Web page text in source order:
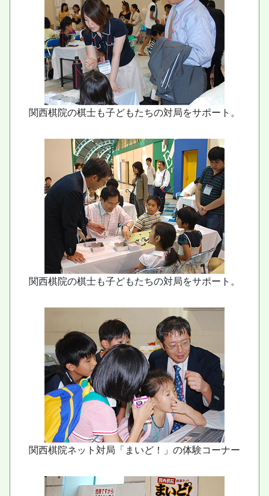
関西棋院の棋士も子どもたちの対局をサポート。
関西棋院の棋士も子どもたちの対局をサポート。
関西棋院ネット対局「まいど！」の体験コーナー